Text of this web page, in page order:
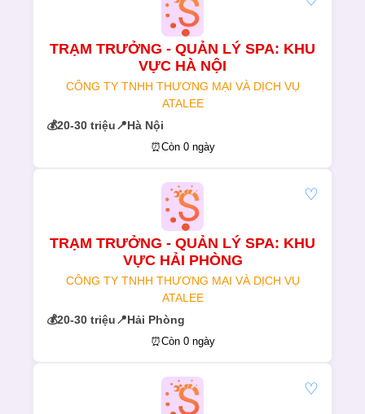
TRẠM TRƯỞNG - QUẢN LÝ SPA: KHU
VỰC HÀ NỘI
CÔNG TY TNHH THƯƠNG MẠI VÀ DỊCH VỤ
ATALEE
💰20-30 triệu📍Hà Nội
⏰Còn 0 ngày
TRẠM TRƯỞNG - QUẢN LÝ SPA: KHU
VỰC HẢI PHÒNG
CÔNG TY TNHH THƯƠNG MẠI VÀ DỊCH VỤ
ATALEE
💰20-30 triệu📍Hải Phòng
♡
⏰Còn 0 ngày
♡